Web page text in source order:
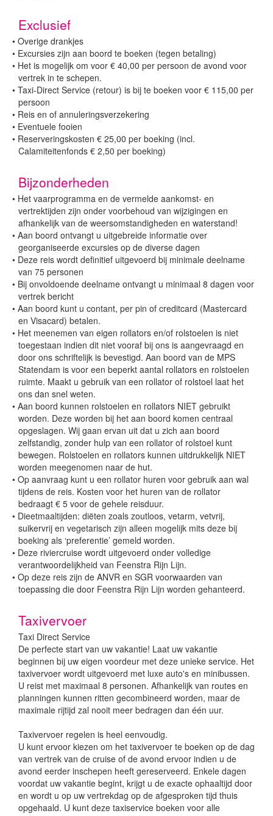
Exclusief
• Overige drankjes
• Excursies zijn aan boord te boeken (tegen betaling)
• Het is mogelijk om voor € 40,00 per persoon de avond voor
vertrek in te schepen.
• Taxi-Direct Service (retour) is bij te boeken voor € 115,00 per
persoon
• Reis en of annuleringsverzekering
• Eventuele fooien
• Reserveringskosten € 25,00 per boeking (incl.
Calamiteitenfonds € 2,50 per boeking)
Bijzonderheden
• Het vaarprogramma en de vermelde aankomst- en
vertrektijden zijn onder voorbehoud van wijzigingen en
afhankelijk van de weersomstandigheden en waterstand!
• Aan boord ontvangt u uitgebreide informatie over
georganiseerde excursies op de diverse dagen
• Deze reis wordt definitief uitgevoerd bij minimale deelname
van 75 personen
• Bij onvoldoende deelname ontvangt u minimaal 8 dagen voor
vertrek bericht
• Aan boord kunt u contant, per pin of creditcard (Mastercard
en Visacard) betalen.
• Het meenemen van eigen rollators en/of rolstoelen is niet
toegestaan indien dit niet vooraf bij ons is aangevraagd en
door ons schriftelijk is bevestigd. Aan boord van de MPS
Statendam is voor een beperkt aantal rollators en rolstoelen
ruimte. Maakt u gebruik van een rollator of rolstoel laat het
ons dan snel weten.
• Aan boord kunnen rolstoelen en rollators NIET gebruikt
worden. Deze worden bij het aan boord komen centraal
opgeslagen. Wij gaan ervan uit dat u zich aan boord
zelfstandig, zonder hulp van een rollator of rolstoel kunt
bewegen. Rolstoelen en rollators kunnen uitdrukkelijk NIET
worden meegenomen naar de hut.
• Op aanvraag kunt u een rollator huren voor gebruik aan wal
tijdens de reis. Kosten voor het huren van de rollator
bedraagt € 5 voor de gehele reisduur.
• Dieetmaaltijden: diëten zoals zoutloos, vetarm, vetvrij,
suikervrij en vegetarisch zijn alleen mogelijk mits deze bij
boeking als ‘preferentie’ gemeld worden.
• Deze riviercruise wordt uitgevoerd onder volledige
verantwoordelijkheid van Feenstra Rijn Lijn.
• Op deze reis zijn de ANVR en SGR voorwaarden van
toepassing die door Feenstra Rijn Lijn worden gehanteerd.
Taxivervoer
Taxi Direct Service
De perfecte start van uw vakantie! Laat uw vakantie
beginnen bij uw eigen voordeur met deze unieke service. Het
taxivervoer wordt uitgevoerd met luxe auto's en minibussen.
U reist met maximaal 8 personen. Afhankelijk van routes en
planningen kunnen ritten gecombineerd worden, maar de
maximale rijtijd zal nooit meer bedragen dan één uur.
Taxivervoer regelen is heel eenvoudig.
U kunt ervoor kiezen om het taxivervoer te boeken op de dag
van vertrek van de cruise of de avond ervoor indien u de
avond eerder inschepen heeft gereserveerd. Enkele dagen
voordat uw vakantie begint, krijgt u de exacte ophaaltijd door
en wordt u op uw vertrekdag op de afgesproken tijd thuis
opgehaald. U kunt deze taxiservice boeken voor alle